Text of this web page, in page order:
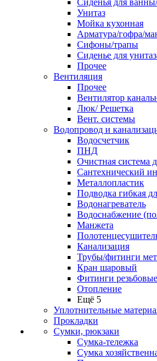
Сиденья для
Унитаз
Мойка кухонная
Арматура/гофра/
Сифоны/трапы
Сиденье для
Прочее
Вентиляция
Прочее
Вентилятор
Люк/ Решетка
Вент. системы
Водопровод и
Водосчетчик
ПНД
Очистная система
Сантехнический
Металлопластик
Подводка гибкая
Водонагреватель
Водоснабжение
Манжета
Канализация
Трубы/фитинги
Кран шаровый
Фитинги резьбовые
Отопление
Ещё 5
Уплотнительные
Прокладки
Сумки, рюкзаки
Сумка-тележка
Сумка